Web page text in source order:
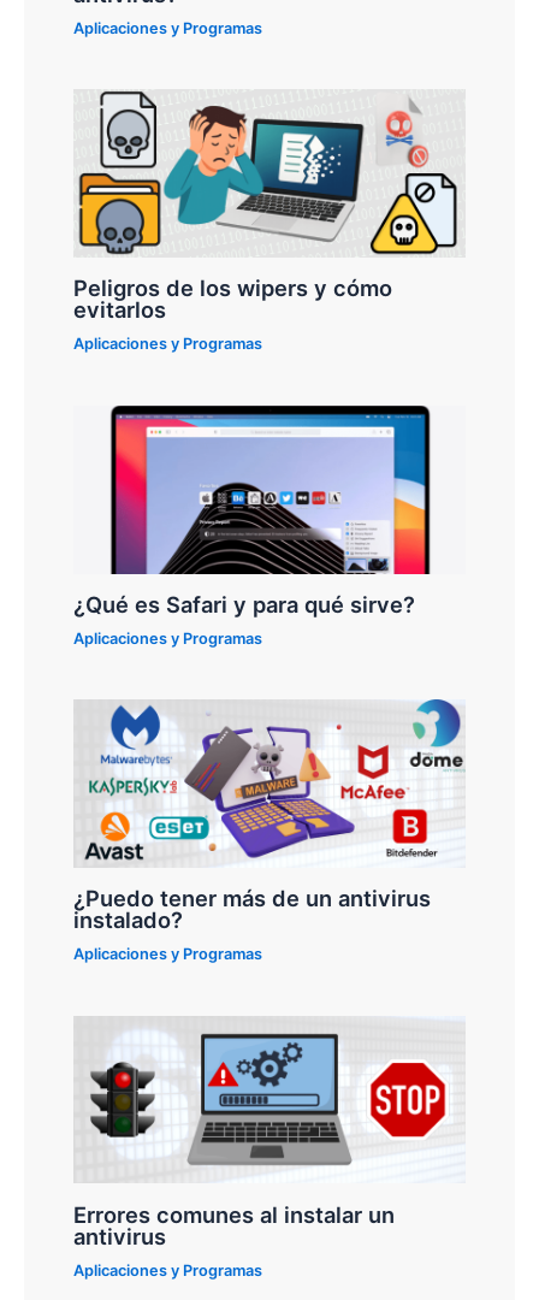
Aplicaciones y Programas
Peligros de los wipers y cómo
evitarlos
Aplicaciones y Programas
¿Qué es Safari y para qué sirve?
Aplicaciones y Programas
¿Puedo tener más de un antivirus
instalado?
Aplicaciones y Programas
Errores comunes al instalar un
antivirus
Aplicaciones y Programas